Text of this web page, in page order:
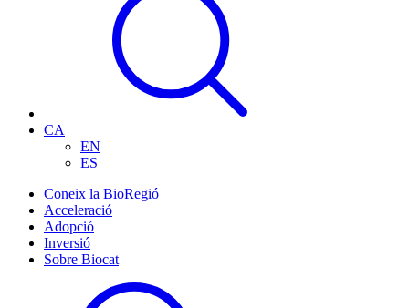
CA
EN
ES
Coneix la BioRegió
Acceleració
Adopció
Inversió
Sobre Biocat